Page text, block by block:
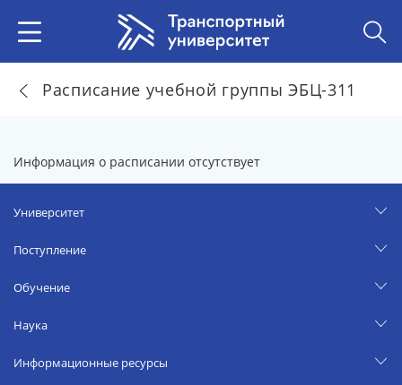
Расписание учебной группы ЭБЦ-311
Информация о расписании отсутствует
Университет
Поступление
Обучение
Наука
Информационные ресурсы